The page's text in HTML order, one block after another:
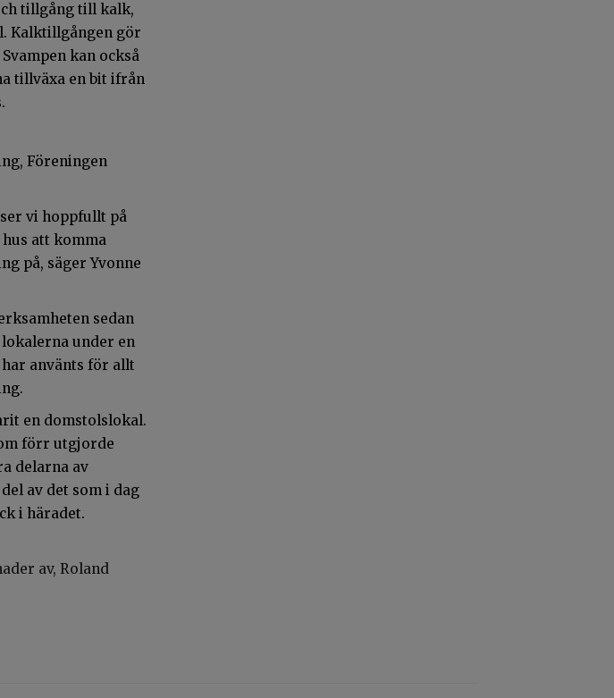
tillgång till kalk,
Kalktillgången gör
kan också
tillväxa en bit ifrån
Föreningen
vi hoppfullt på
att komma
på, säger Yvonne
sedan
under en
använts för allt
en domstolslokal.
förr utgjorde
delarna av
av det som i dag
i häradet.
av, Roland